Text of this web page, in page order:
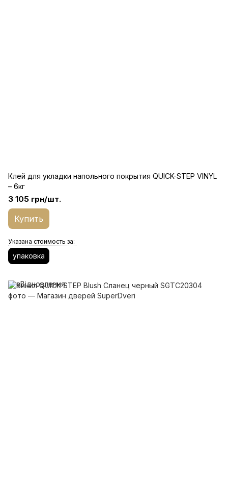
Клей для укладки напольного покрытия QUICK-STEP VINYL
– 6кг
3 105 грн/шт.
Купить
Указана стоимость за:
упаковка